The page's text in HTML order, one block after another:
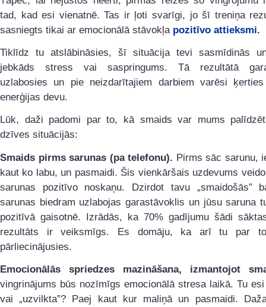
tad, kad esi vienatnē. Tas ir ļoti svarīgi, jo šī treniņa
sasniegts tikai ar emocionālā stāvokļa pozitīvo attieksmi.
Tiklīdz tu atslābināsies, šī situācija tevi sasmīdinās
jebkāds stress vai saspringums. Tā rezultātā
uzlabosies un pie neizdarītajiem darbiem varēsi
enerģijas devu.
Lūk, daži padomi par to, kā smaids var mums
dzīves situācijās:
Smaids pirms sarunas (pa telefonu). Pirms sāc sarunu,
kaut ko labu, un pasmaidi. Šis vienkāršais uzdevums
sarunas pozitīvo noskaņu. Dzirdot tavu „smaidošās”
sarunas biedram uzlabojas garastāvoklis un jūsu saruna
pozitīvā gaisotnē. Izrādās, ka 70% gadījumu šādi
rezultāts ir veiksmīgs. Es domāju, ka arī tu par
pārliecinājusies.
Emocionālās spriedzes mazināšana, izmantojot
vingrinājums būs nozīmīgs emocionālā stresa laikā. Tu
vai „uzvilkta”? Paej kaut kur maliņā un pasmaidi.